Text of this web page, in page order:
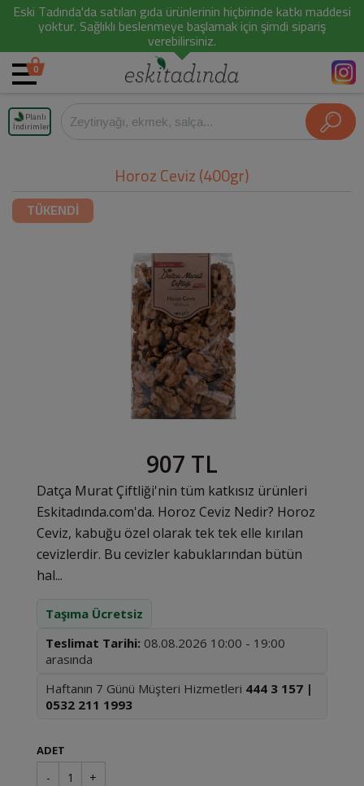
Eski Tadında'da satılan gıda ürünlerinin hiçbirinde katkı maddesi
yoktur. Sağlıklı beslenmeye başlamak için şimdi sipariş
verebilirsiniz.
0
Planlı
İndirimler
Horoz Ceviz (400gr)
TÜKENDİ
907 TL
Datça Murat Çiftliği'nin tüm katkısız ürünleri
Eskitadında.com'da. Horoz Ceviz Nedir? Horoz
Ceviz, kabuğu özel olarak tek tek elle kırılan
cevizlerdir. Bu cevizler kabuklarından bütün
hal...
Taşıma Ücretsiz
Teslimat Tarihi: 08.08.2026 10:00 - 19:00
arasında
Haftanın 7 Günü Müşteri Hizmetleri 444 3 157 |
0532 211 1993
ADET
- 1 +